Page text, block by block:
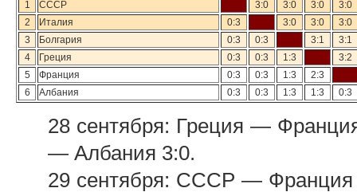
1
СССР 3:0 3:0 3:0
3:0
2
Италия 0:3 3:0 3:0
3:0
3
Болгария 0:3 0:3 3:1
3:1
4
Греция 0:3 0:3 1:3
3:2
5
Франция 0:3 0:3 1:3
2:3
6
Албания 0:3 0:3 1:3 1:3 0:3
28 сентября: Греция —
— Албания 3:0.
29 сентября: СССР — Франция